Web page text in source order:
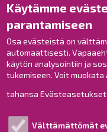
Käytämme
parantamiseen
Osa evästeistä on
automaattisesti.
käytön analysointiin ja
tukemiseen. Voit
tahansa
Välttämättömät